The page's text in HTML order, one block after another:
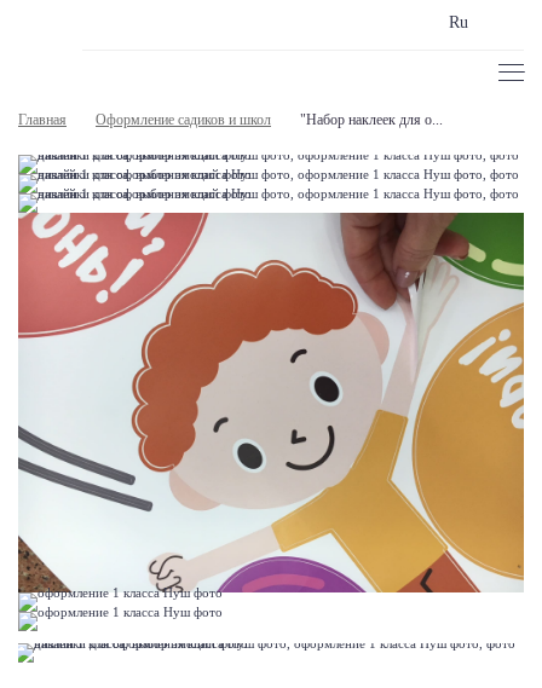
Ru
Главная Оформление садиков и школ "Набор наклеек для о...